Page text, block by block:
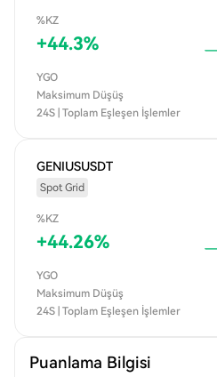
%KZ
+44.3%
YGO
Maksimum Düşüş
24S | Toplam Eşleşen İşlemler
GENIUSUSDT
Spot Grid
%KZ
+44.26%
YGO
Maksimum Düşüş
24S | Toplam Eşleşen İşlemler
Puanlama Bilgisi